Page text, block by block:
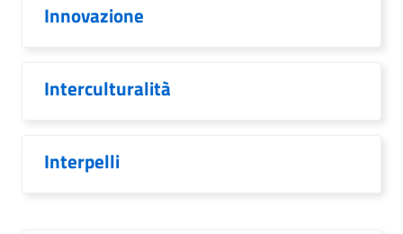
Innovazione
Interculturalità
Interpelli